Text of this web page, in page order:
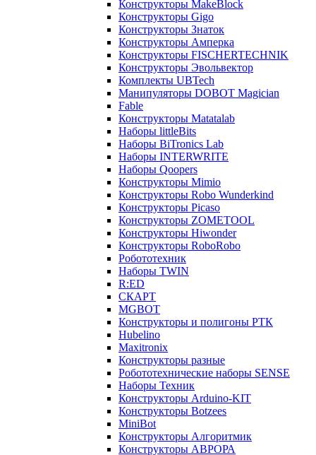
Конструкторы MakeBlock
Конструкторы Gigo
Конструкторы Знаток
Конструкторы Амперка
Конструкторы FISCHERTECHNIK
Конструкторы Эвольвектор
Комплекты UBTech
Манипуляторы DOBOT Magician
Fable
Конструкторы Matatalab
Наборы littleBits
Наборы BiTronics Lab
Наборы INTERWRITE
Наборы Qoopers
Конструкторы Mimio
Конструкторы Robo Wunderkind
Конструкторы Picaso
Конструкторы ZOMETOOL
Конструкторы Hiwonder
Конструкторы RoboRobo
Робототехник
Наборы TWIN
R:ED
СКАРТ
MGBOT
Конструкторы и полигоны РТК
Hubelino
Maxitronix
Конструкторы разные
Робототехнические наборы SENSE
Наборы Техник
Конструкторы Arduino-KIT
Конструкторы Botzees
MiniBot
Конструкторы Алгоритмик
Конструкторы АВРОРА